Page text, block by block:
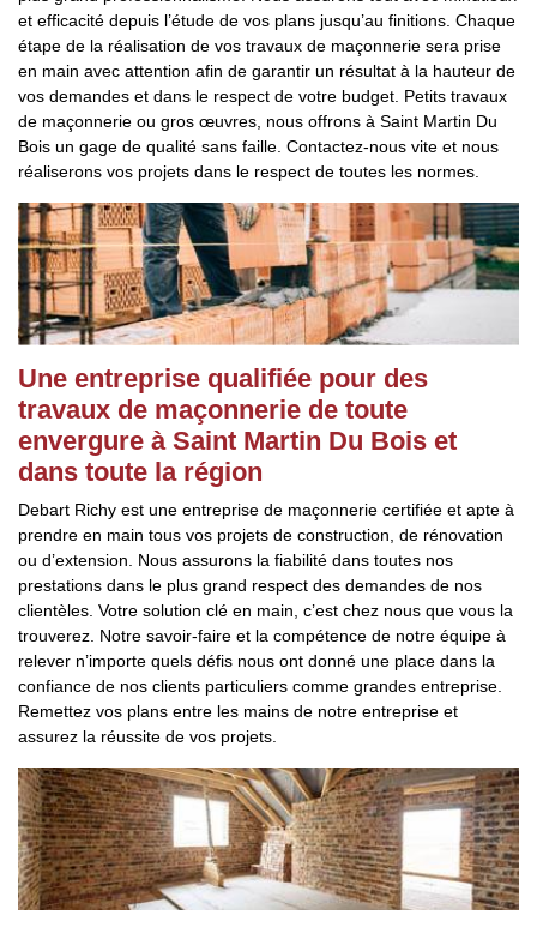
et efficacité depuis l’étude de vos plans jusqu’au finitions. Chaque
étape de la réalisation de vos travaux de maçonnerie sera prise
en main avec attention afin de garantir un résultat à la hauteur de
vos demandes et dans le respect de votre budget. Petits travaux
de maçonnerie ou gros œuvres, nous offrons à Saint Martin Du
Bois un gage de qualité sans faille. Contactez-nous vite et nous
réaliserons vos projets dans le respect de toutes les normes.
Une entreprise qualifiée pour des
travaux de maçonnerie de toute
envergure à Saint Martin Du Bois et
dans toute la région
Debart Richy est une entreprise de maçonnerie certifiée et apte à
prendre en main tous vos projets de construction, de rénovation
ou d’extension. Nous assurons la fiabilité dans toutes nos
prestations dans le plus grand respect des demandes de nos
clientèles. Votre solution clé en main, c’est chez nous que vous la
trouverez. Notre savoir-faire et la compétence de notre équipe à
relever n’importe quels défis nous ont donné une place dans la
confiance de nos clients particuliers comme grandes entreprise.
Remettez vos plans entre les mains de notre entreprise et
assurez la réussite de vos projets.